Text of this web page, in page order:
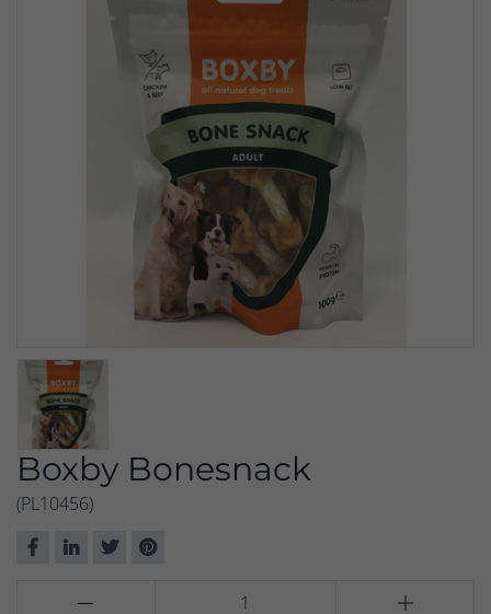
Boxby Bonesnack
(PL10456)
 